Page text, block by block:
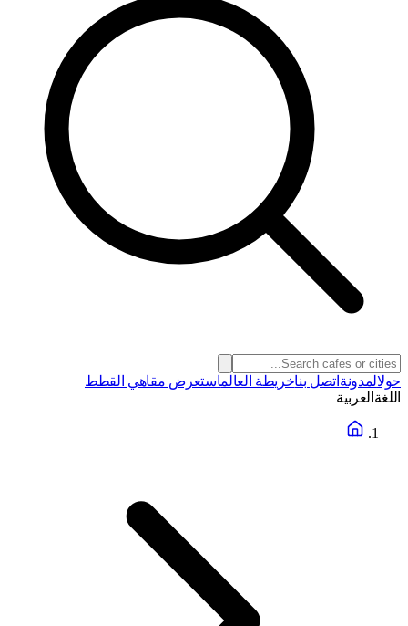
حولالمدونة اتصل بناخريطة العالماستعرض مقاهي القطط
اللغة العربية